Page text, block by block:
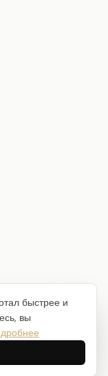
быстрее и
вы